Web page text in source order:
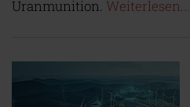
Uranmunition. Weiterlesen...